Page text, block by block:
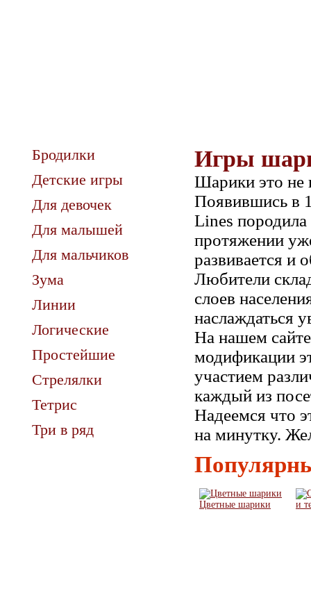
Бродилки
Детские игры
Для девочек
Для малышей
Для мальчиков
Зума
Линии
Логические
Простейшие
Стрелялки
Тетрис
Три в ряд
Игры
Шарики это не
Появившись в
Lines
протяжении
развивается
Любители
слоев
наслаждаться
На нашем
модификации
участием
каждый из
Надеемся что
на минутку.
Цветные шарики и